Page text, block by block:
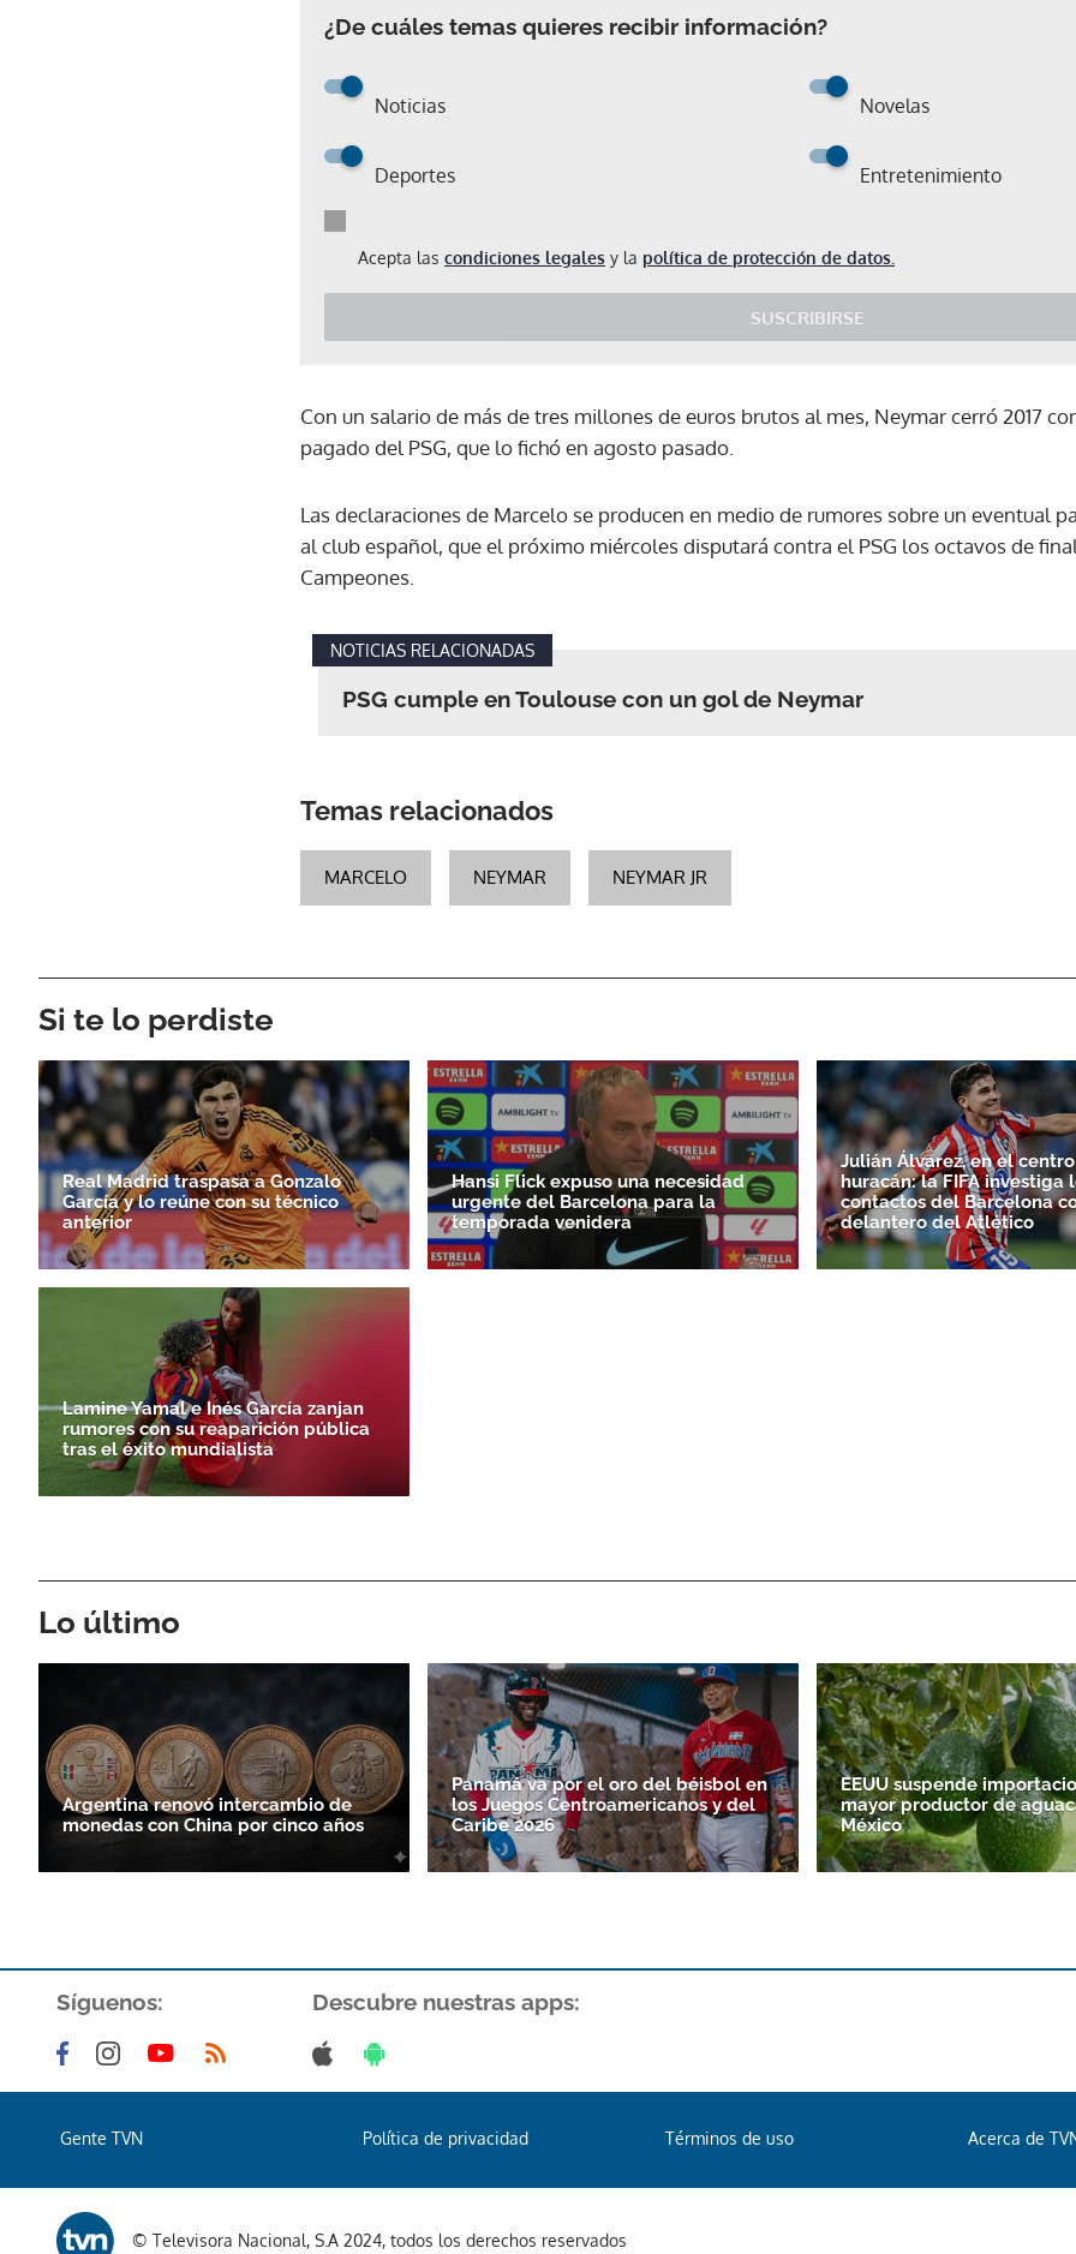
¿De cuáles temas quieres recibir información?
Noticias Novelas
Deportes Entretenimiento
Acepta las condiciones legales y la política de protección de datos.
SUSCRIBIRSE
Con un salario de más de tres millones de euros brutos al mes, Neymar cerró 2017
pagado del PSG, que lo fichó en agosto pasado.
Las declaraciones de Marcelo se producen en medio de rumores sobre un eventual
al club español, que el próximo miércoles disputará contra el PSG los octavos de
Campeones.
NOTICIAS RELACIONADAS
PSG cumple en Toulouse con un gol de Neymar
Temas relacionados
MARCELO NEYMAR NEYMAR JR
Si te lo perdiste
Real Madrid traspasa a Gonzalo
García y lo reúne con su técnico
anterior
Hansi Flick expuso una necesidad
urgente del Barcelona para la
temporada venidera
Julián Álvarez, en el
huracán: la FIFA investiga
contactos del Barcelona
delantero del Atlético
Lamine Yamal e Inés García zanjan
rumores con su reaparición pública
tras el éxito mundialista
Lo último
Argentina renovó intercambio de
monedas con China por cinco años
Panamá va por el oro del béisbol en
los Juegos Centroamericanos y del
Caribe 2026
EEUU suspende
mayor productor de
México
Síguenos: Descubre nuestras apps:
Gente TVN Política de privacidad Términos de uso Acerca de
© Televisora Nacional, S.A 2024, todos los derechos reservados